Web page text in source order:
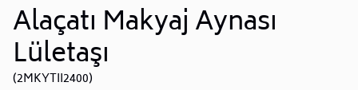
Alaçatı Makyaj Aynası
Lületaşı
(2MKYTII2400)